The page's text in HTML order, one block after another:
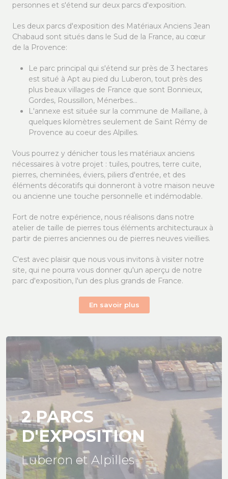
personnes et s'étend sur deux parcs d'exposition.
Les deux parcs d'exposition des Matériaux Anciens Jean
Chabaud sont situés dans le Sud de la France, au cœur
de la Provence:
Le parc principal qui s'étend sur près de 3 hectares
est situé à Apt au pied du Luberon, tout près des
plus beaux villages de France que sont Bonnieux,
Gordes, Roussillon, Ménerbes...
L'annexe est située sur la commune de Maillane, à
quelques kilomètres seulement de Saint Rémy de
Provence au coeur des Alpilles.
Vous pourrez y dénicher tous les matériaux anciens
nécessaires à votre projet : tuiles, poutres, terre cuite,
pierres, cheminées, éviers, piliers d'entrée, et des
éléments décoratifs qui donneront à votre maison neuve
ou ancienne une touche personnelle et indémodable.
Fort de notre expérience, nous réalisons dans notre
atelier de taille de pierres tous éléments architecturaux à
partir de pierres anciennes ou de pierres neuves vieillies.
C'est avec plaisir que nous vous invitons à visiter notre
site, qui ne pourra vous donner qu'un aperçu de notre
parc d'exposition, l'un des plus grands de France.
En savoir plus
2 PARCS
D'EXPOSITION
Luberon et Alpilles